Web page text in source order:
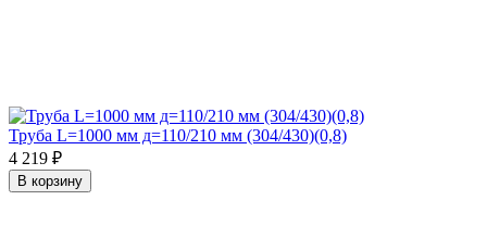
Труба L=1000 мм д=110/210 мм (304/430)(0,8)
4 219 ₽
В корзину